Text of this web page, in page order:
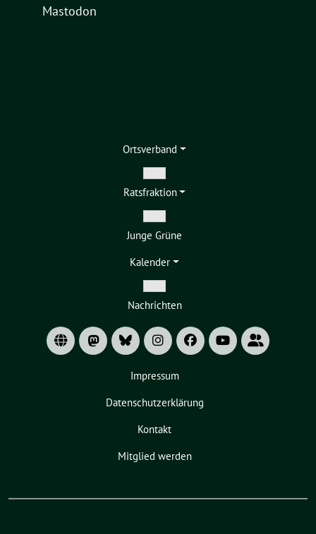
Mastodon
Ortsverband
Zeige
Untermenü
Ratsfraktion
Zeige
Untermenü
Junge Grüne
Kalender
Zeige
Untermenü
Nachrichten
Impressum
Datenschutzerklärung
Kontakt
Mitglied werden